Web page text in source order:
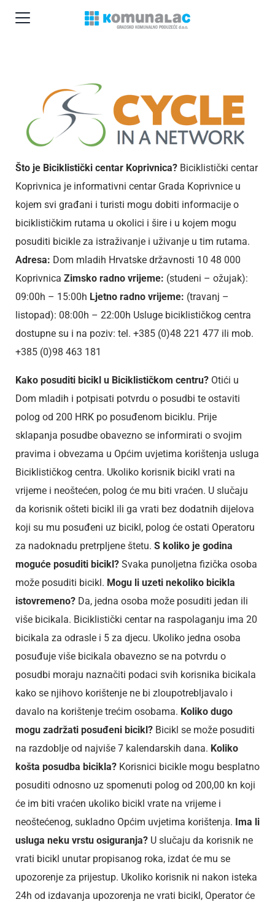
Što je Biciklistički centar Koprivnica? Biciklistički centar
Koprivnica je informativni centar Grada Koprivnice u
kojem svi građani i turisti mogu dobiti informacije o
biciklističkim rutama u okolici i šire i u kojem mogu
posuditi bicikle za istraživanje i uživanje u tim rutama.
Adresa: Dom mladih Hrvatske državnosti 10 48 000
Koprivnica Zimsko radno vrijeme: (studeni – ožujak):
09:00h – 15:00h Ljetno radno vrijeme: (travanj –
listopad): 08:00h – 22:00h Usluge biciklističkog centra
dostupne su i na poziv: tel. +385 (0)48 221 477 ili mob.
+385 (0)98 463 181
Kako posuditi bicikl u Biciklističkom centru? Otići u
Dom mladih i potpisati potvrdu o posudbi te ostaviti
polog od 200 HRK po posuđenom biciklu. Prije
sklapanja posudbe obavezno se informirati o svojim
pravima i obvezama u Općim uvjetima korištenja usluga
Biciklističkog centra. Ukoliko korisnik bicikl vrati na
vrijeme i neoštećen, polog će mu biti vraćen. U slučaju
da korisnik ošteti bicikl ili ga vrati bez dodatnih dijelova
koji su mu posuđeni uz bicikl, polog će ostati Operatoru
za nadoknadu pretrpljene štetu. S koliko je godina
moguće posuditi bicikl? Svaka punoljetna fizička osoba
može posuditi bicikl. Mogu li uzeti nekoliko bicikla
istovremeno? Da, jedna osoba može posuditi jedan ili
više bicikala. Biciklistički centar na raspolaganju ima 20
bicikala za odrasle i 5 za djecu. Ukoliko jedna osoba
posuđuje više bicikala obavezno se na potvrdu o
posudbi moraju naznačiti podaci svih korisnika bicikala
kako se njihovo korištenje ne bi zloupotrebljavalo i
davalo na korištenje trećim osobama. Koliko dugo
mogu zadržati posuđeni bicikl? Bicikl se može posuditi
na razdoblje od najviše 7 kalendarskih dana. Koliko
košta posudba bicikla? Korisnici bicikle mogu besplatno
posuditi odnosno uz spomenuti polog od 200,00 kn koji
će im biti vraćen ukoliko bicikl vrate na vrijeme i
neoštećenog, sukladno Općim uvjetima korištenja. Ima li
usluga neku vrstu osiguranja? U slučaju da korisnik ne
vrati bicikl unutar propisanog roka, izdat će mu se
upozorenje za prijestup. Ukoliko korisnik ni nakon isteka
24h od izdavanja upozorenja ne vrati bicikl, Operator će